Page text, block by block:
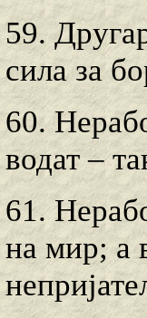
59.
сила за
60.
водат –
61.
на мир; а